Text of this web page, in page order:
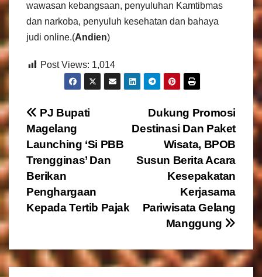
wawasan kebangsaan, penyuluhan Kamtibmas
dan narkoba, penyuluh kesehatan dan bahaya
judi online.(Andien)
Post Views: 1,014
N
a
v
i
g
s
Dukung Promosi
Destinasi Dan Paket
Wisata, BPOB
Susun Berita Acara
Kesepakatan
Kerjasama
Pariwisata Gelang
Manggung
PJ Bupati
Magelang
Launching ‘Si PBB
Trengginas’ Dan
Berikan
Penghargaan
Kepada Tertib Pajak